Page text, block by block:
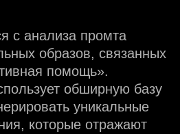
с анализа промта
образов, связанных
помощь».
обширную базу
уникальные
которые отражают